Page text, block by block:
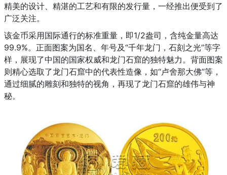
精美的设计、精湛的工艺和有限的发行量，一经推出便受到了
广泛关注。
该金币采用国际通行的标准重量，即1/2盎司，含纯金量高达
99.9%。正面图案为国名、年号及“千年龙门，石刻之光”等字
样，展现了中国的国家权威和龙门石窟的独特魅力。背面图案
则精心选取了龙门石窟中的代表性造像，如“卢舍那大佛”等，
通过细腻的雕刻和独特的视角，再现了龙门石窟的雄伟与神
秘。